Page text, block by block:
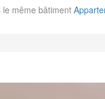
même bâtiment